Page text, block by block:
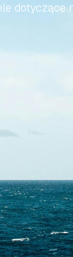
Skontaktuj